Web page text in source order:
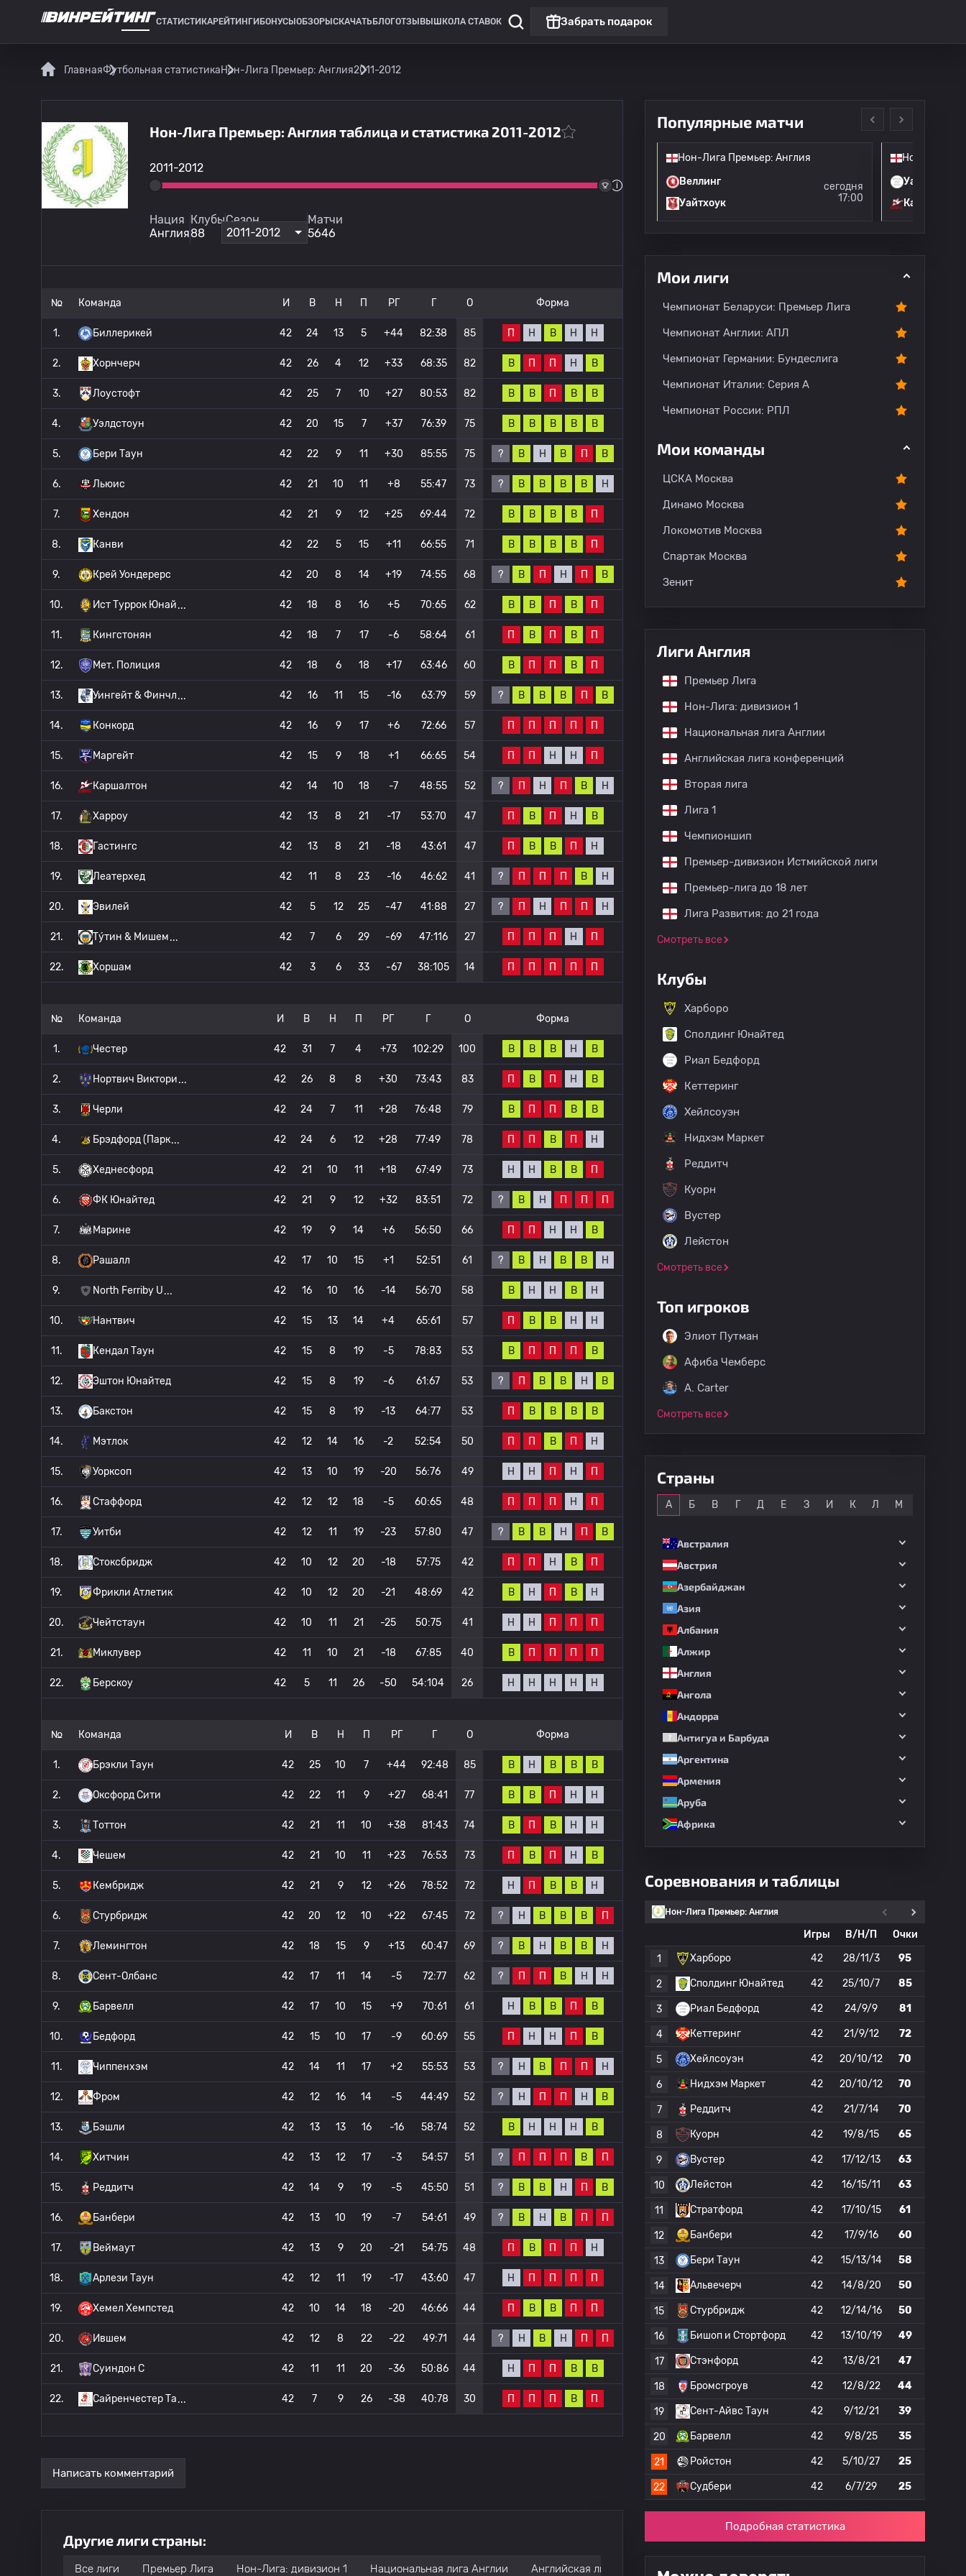
СТАТИСТИКАРЕЙТИНГИ БОНУСЫ ОБЗОРЫ СКАЧАТЬ БЛОГОТЗЫВЫ ШКОЛА СТАВОК Забрать подарок
ГлавнаяФутбольная статистикаНон-Лига Премьер: Англия2011-2012
Нон-Лига Премьер: Англия таблица и статистика 2011-2012
2011-2012
Нация
Англия
Клубы
88
Сезон
2011-2012
Матчи
5646
№ Команда И В Н П РГ Г О Форма
1. Биллерикей 42 24 13 5 +44 82:38 85 П Н В Н Н
2. Хорнчерч 42 26 4 12 +33 68:35 82 В П П Н В
3. Лоустофт 42 25 7 10 +27 80:53 82 В В П В В
4. Уэлдстоун 42 20 15 7 +37 76:39 75 В В В В В
5. Бери Таун 42 22 9 11 +30 85:55 75 ? В Н В П В
6. Льюис 42 21 10 11 +8 55:47 73 ? В В В В Н
7. Хендон 42 21 9 12 +25 69:44 72 В В В В П
8. Канви 42 22 5 15 +11 66:55 71 В В В В П
9. Крей Уондерерс 42 20 8 14 +19 74:55 68 ? В П Н П В
10. Ист Туррок Юнай 42 18 8 16 +5 70:65 62 В В П В П
11. Кингстонян 42 18 7 17 -6 58:64 61 П В П В П
12. Мет. Полиция 42 18 6 18 +17 63:46 60 В П П В П
13. Уингейт & Финчл 42 16 11 15 -16 63:79 59 ? В В В П В
14. Конкорд 42 16 9 17 +6 72:66 57 П П П П П
15. Маргейт 42 15 9 18 +1 66:65 54 П П Н Н П
16. Каршалтон 42 14 10 18 -7 48:55 52 ? П Н П В Н
17. Харроу 42 13 8 21 -17 53:70 47 П В П Н В
18. Гастингс 42 13 8 21 -18 43:61 47 П В В П Н
19. Леатерхед 42 11 8 23 -16 46:62 41 ? П П П В Н
20. Эвилей 42 5 12 25 -47 41:88 27 ? П Н П П Н
21. Ту́тин & Мишем 42 7 6 29 -69 47:116 27 П П П Н П
22. Хоршам 42 3 6 33 -67 38:105 14 П П П П П
№ Команда И В Н П РГ Г О Форма
1. Честер 42 31 7 4 +73 102:29 100 В В В Н В
2. Нортвич Виктори 42 26 8 8 +30 73:43 83 П В П Н В
3. Черли 42 24 7 11 +28 76:48 79 В П П В В
4. Брэдфорд (Парк 42 24 6 12 +28 77:49 78 П П В П Н
5. Хеднесфорд 42 21 10 11 +18 67:49 73 Н Н В В П
6. ФК Юнайтед 42 21 9 12 +32 83:51 72 ? В Н П П П
7. Марине 42 19 9 14 +6 56:50 66 П П Н Н В
8. Рашалл 42 17 10 15 +1 52:51 61 ? В Н В В Н
9. North Ferriby U 42 16 10 16 -14 56:70 58 В Н Н В Н
10. Нантвич 42 15 13 14 +4 65:61 57 П В В Н Н
11. Кендал Таун 42 15 8 19 -5 78:83 53 В П П П В
12. Эштон Юнайтед 42 15 8 19 -6 61:67 53 ? П В В Н В
13. Бакстон 42 15 8 19 -13 64:77 53 П В В В В
14. Мэтлок 42 12 14 16 -2 52:54 50 П П В П Н
15. Уорксоп 42 13 10 19 -20 56:76 49 Н Н П Н П
16. Стаффорд 42 12 12 18 -5 60:65 48 П П П Н П
17. Уитби 42 12 11 19 -23 57:80 47 ? В В Н П В
18. Стоксбридж 42 10 12 20 -18 57:75 42 П П Н В П
19. Фрикли Атлетик 42 10 12 20 -21 48:69 42 В Н П В Н
20. Чейтстаун 42 10 11 21 -25 50:75 41 Н Н П П П
21. Миклувер 42 11 10 21 -18 67:85 40 В П П П П
22. Берскоу 42 5 11 26 -50 54:104 26 Н Н Н Н Н
№ Команда И В Н П РГ Г О Форма
1. Брэкли Таун 42 25 10 7 +44 92:48 85 В Н В В В
2. Оксфорд Сити 42 22 11 9 +27 68:41 77 В В П Н Н
3. Тоттон 42 21 11 10 +38 81:43 74 В П В Н Н
4. Чешем 42 21 10 11 +23 76:53 73 П В П Н В
5. Кембридж 42 21 9 12 +26 78:52 72 Н П В В Н
6. Стурбридж 42 20 12 10 +22 67:45 72 ? Н В В В П
7. Лемингтон 42 18 15 9 +13 60:47 69 ? В Н В В Н
8. Сент-Олбанс 42 17 11 14 -5 72:77 62 ? П П В Н Н
9. Барвелл 42 17 10 15 +9 70:61 61 Н В В П В
10. Бедфорд 42 15 10 17 -9 60:69 55 П Н Н П В
11. Чиппенхэм 42 14 11 17 +2 55:53 53 ? Н В П П Н
12. Фром 42 12 16 14 -5 44:49 52 ? Н П П Н В
13. Бэшли 42 13 13 16 -16 58:74 52 В Н Н Н В
14. Хитчин 42 13 12 17 -3 54:57 51 ? П П П В П
15. Реддитч 42 14 9 19 -5 45:50 51 ? В В Н П В
16. Банбери 42 13 10 19 -7 54:61 49 ? В Н В П П
17. Веймаут 42 13 9 20 -21 54:75 48 П В П П Н
18. Арлези Таун 42 12 11 19 -17 43:60 47 Н П П П П
19. Хемел Хемпстед 42 10 14 18 -20 46:66 44 П В В П П
20. Ившем 42 12 8 22 -22 49:71 44 ? Н В Н П П
21. Суиндон С 42 11 11 20 -36 50:86 44 Н П П В В
22. Сайренчестер Та 42 7 9 26 -38 40:78 30 П П П В П
Написать комментарий
Другие лиги страны:
Все лиги Премьер Лига Нон-Лига: дивизион 1 Национальная лига Англии Английская лига конференций
Популярные матчи
Сент-Олбанс
сегодня
Нон-Лига Премьер: Англия
Веллинг
Уайтхоук
сегодня
17:00
Нон-Лига
Уайтлииф
Каршалтон
Мои лиги
Чемпионат Беларуси: Премьер Лига
Чемпионат Англии: АПЛ
Чемпионат Германии: Бундеслига
Чемпионат Италии: Серия А
Чемпионат России: РПЛ
Мои команды
ЦСКА Москва
Динамо Москва
Локомотив Москва
Спартак Москва
Зенит
Лиги Англия
Премьер Лига
Нон-Лига: дивизион 1
Национальная лига Англии
Английская лига конференций
Вторая лига
Лига 1
Чемпионшип
Премьер-дивизион Истмийской лиги
Премьер-лига до 18 лет
Лига Развития: до 21 года
Смотреть все
Клубы
Харборо
Сполдинг Юнайтед
Риал Бедфорд
Кеттеринг
Хейлсоуэн
Нидхэм Маркет
Реддитч
Куорн
Вустер
Лейстон
Смотреть все
Топ игроков
Элиот Путман
Афиба Чемберс
A. Carter
Смотреть все
Страны
А Б В Г Д Е З И К Л М
Австралия
Австрия
Азербайджан
Азия
Албания
Алжир
Англия
Ангола
Андорра
Антигуа и Барбуда
Аргентина
Армения
Аруба
Африка
Соревнования и таблицы
Нон-Лига Премьер: Англия
Игры В/Н/П
Очки
1
Харборо 42 28/11/3 95
2 Сполдинг Юнайтед 42 25/10/7 85
3 Риал Бедфорд 42 24/9/9 81
4 Кеттеринг 42 21/9/12 72
5 Хейлсоуэн 42 20/10/12 70
6 Нидхэм Маркет 42 20/10/12 70
7 Реддитч 42 21/7/14 70
8 Куорн 42 19/8/15 65
9 Вустер 42 17/12/13 63
10 Лейстон 42 16/15/11 63
11 Стратфорд 42 17/10/15 61
12 Банбери 42 17/9/16 60
13 Бери Таун 42 15/13/14 58
14 Альвечерч 42 14/8/20 50
15 Стурбридж 42 12/14/16 50
16 Бишоп и Стортфорд 42 13/10/19 49
17 Стэнфорд 42 13/8/21 47
18 Бромсгроув 42 12/8/22 44
19 Сент-Айвс Таун 42 9/12/21 39
20 Барвелл 42 9/8/25 35
21 Ройстон 42 5/10/27 25
22 Судбери 42 6/7/29 25
Подробная статистика